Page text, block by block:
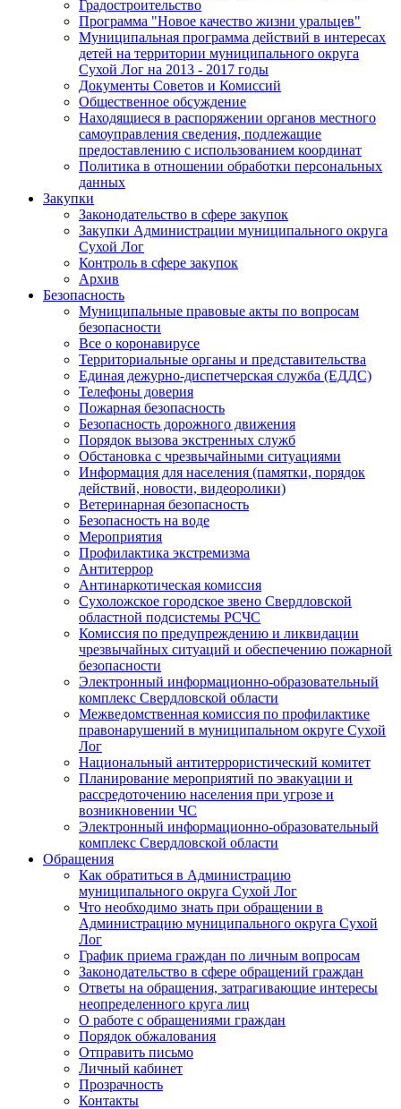
Градостроительство
Программа "Новое качество жизни уральцев"
Муниципальная программа действий в интересах
детей на территории муниципального округа
Сухой Лог на 2013 - 2017 годы
Документы Советов и Комиссий
Общественное обсуждение
Находящиеся в распоряжении органов местного
самоуправления сведения, подлежащие
предоставлению с использованием координат
Политика в отношении обработки персональных
данных
Закупки
Законодательство в сфере закупок
Закупки Администрации муниципального округа
Сухой Лог
Контроль в сфере закупок
Архив
Безопасность
Муниципальные правовые акты по вопросам
безопасности
Все о коронавирусе
Территориальные органы и представительства
Единая дежурно-диспетчерская служба (ЕДДС)
Телефоны доверия
Пожарная безопасность
Безопасность дорожного движения
Порядок вызова экстренных служб
Обстановка с чрезвычайными ситуациями
Информация для населения (памятки, порядок
действий, новости, видеоролики)
Ветеринарная безопасность
Безопасность на воде
Мероприятия
Профилактика экстремизма
Антитеррор
Антинаркотическая комиссия
Сухоложское городское звено Свердловской
областной подсистемы РСЧС
Комиссия по предупреждению и ликвидации
чрезвычайных ситуаций и обеспечению пожарной
безопасности
Электронный информационно-образовательный
комплекс Cвердловской области
Межведомственная комиссия по профилактике
правонарушений в муниципальном округе Сухой
Лог
Национальный антитеррористический комитет
Планирование мероприятий по эвакуации и
рассредоточению населения при угрозе и
возникновении ЧС
Электронный информационно-образовательный
комплекс Свердловской области
Обращения
Как обратиться в Администрацию
муниципального округа Сухой Лог
Что необходимо знать при обращении в
Администрацию муниципального округа Сухой
Лог
График приема граждан по личным вопросам
Законодательство в сфере обращений граждан
Ответы на обращения, затрагивающие интересы
неопределенного круга лиц
О работе с обращениями граждан
Порядок обжалования
Отправить письмо
Личный кабинет
Прозрачность
Контакты